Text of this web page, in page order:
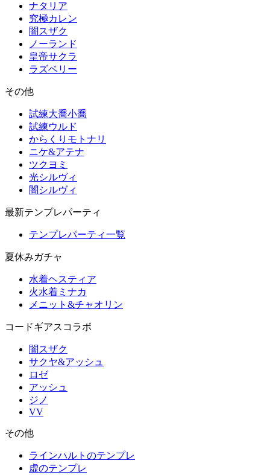
ナタリア
究極カレン
闇スザク
ノーランド
皇帝サクラ
ラズベリー
その他
試練大喬小喬
試練ウルド
からくりモトナリ
ニケ&アテナ
ツクヨミ
光シルヴィ
闇シルヴィ
最新テンプレパーティ
テンプレパーティ一覧
夏休みガチャ
水着ヘスティア
火水着ミナカ
メニット&チャオリン
コードギアスコラボ
闇スザク
サクヤ&アッシュ
ロゼ
アッシュ
ジノ
VV
その他
ラインハルトのテンプレ
虚のテンプレ